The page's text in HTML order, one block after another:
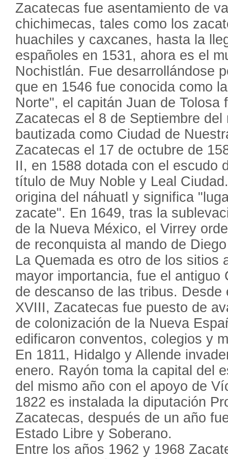
Zacatecas fue asentamiento de
chichimecas, tales como los
huachiles y caxcanes, hasta la
españoles en 1531, ahora es el
Nochistlán. Fue desarrollándose
que en 1546 fue conocida como
Norte", el capitán Juan de Tolosa
Zacatecas el 8 de Septiembre del
bautizada como Ciudad de
Zacatecas el 17 de octubre de
II, en 1588 dotada con el escudo
título de Muy Noble y Leal
origina del náhuatl y significa
zacate". En 1649, tras la
de la Nueva México, el Virrey
de reconquista al mando de
La Quemada es otro de los sitios
mayor importancia, fue el antiguo
de descanso de las tribus. Desde
XVIII, Zacatecas fue puesto de
de colonización de la Nueva
edificaron conventos, colegios y
En 1811, Hidalgo y Allende
enero. Rayón toma la capital del
del mismo año con el apoyo de
1822 es instalada la diputación
Zacatecas, después de un año
Estado Libre y Soberano.
Entre los años 1962 y 1968